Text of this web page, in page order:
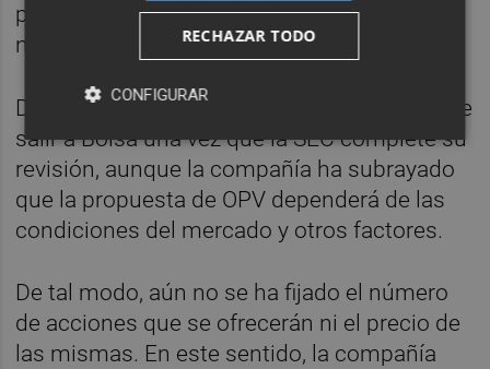
propuesta de oferta pública inicial de
nuestras acciones ordinarias", confirmó.
De este modo, Anthropic tendría la opción de
salir a Bolsa una vez que la SEC complete su
revisión, aunque la compañía ha subrayado
que la propuesta de OPV dependerá de las
condiciones del mercado y otros factores.
De tal modo, aún no se ha fijado el número
de acciones que se ofrecerán ni el precio de
las mismas. En este sentido, la compañía
RECHAZAR TODO
CONFIGURAR